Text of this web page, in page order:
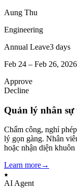
Aung Thu
Engineering
Annual Leave3 days
Feb 24 – Feb 26, 2026
Approve
Decline
Quản lý nhân sự
Chấm công, nghỉ
lý gọn gàng. Nhân
hoặc nhận diện
Learn more→
AI Agent